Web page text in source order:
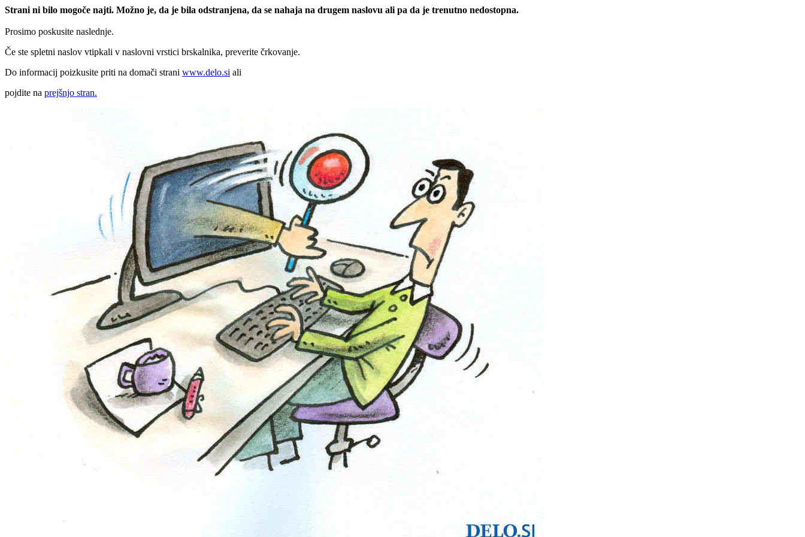
Strani ni bilo mogoče najti. Možno je, da je bila odstranjena, da se nahaja na drugem naslovu ali pa da je trenutno nedostopna.
Prosimo poskusite naslednje.
Če ste spletni naslov vtipkali v naslovni vrstici brskalnika, preverite črkovanje.
Do informacij poizkusite priti na domači strani www.delo.si ali
pojdite na prejšnjo stran.